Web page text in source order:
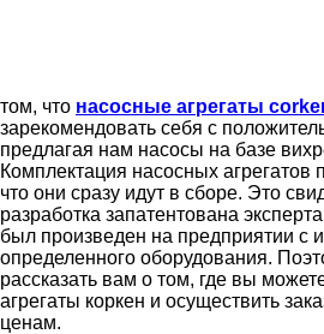
том, что насосные агрегаты
зарекомендовать себя с
предлагая нам насосы на базе
Комплектация насосных
что они сразу идут в сборе. Это
разработка запатентована
был произведен на предприятии с
определенного оборудования.
рассказать вам о том, где вы
агрегаты коркен и осуществить
ценам.